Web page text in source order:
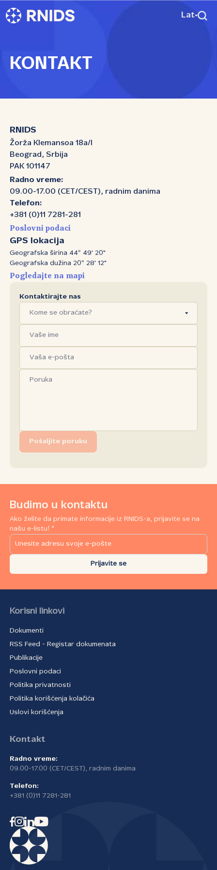
Lat
KONTAKT
RNIDS
Žorža Klemansoa 18a/I
Beograd, Srbija
PAK 101147
Radno vreme:
09.00-17.00 (CET/CEST), radnim danima
Telefon:
+381 (0)11 7281-281
Poslovni podaci
GPS lokacija
Geografska širina 44° 49' 20"
Geografska dužina 20° 28' 12"
Pogledajte na mapi
Kontaktirajte nas
Pošaljite poruku
Budimo u kontaktu
Ako želite da primate informacije iz RNIDS-a, prijavite se na
našu e-listu! *
Prijavite se
Korisni linkovi
Dokumenti
RSS Feed - Registar dokumenata
Publikacije
Poslovni podaci
Politika privatnosti
Politika korišćenja kolačića
Uslovi korišćenja
Kontakt
Radno vreme:
09.00-17.00 (CET/CEST), radnim danima
Telefon:
+381 (0)11 7281-281